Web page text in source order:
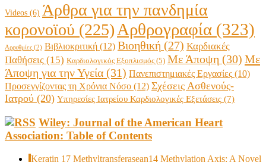
Videos (6) Άρθρα για την πανδημία
κορονοϊού (225) Αρθρογραφία (323)
Αρρυθμίες (2) Βιβλιοκριτική (12) Βιοηθική (27) Καρδιακές
Παθήσεις (15) Καρδιολογικός Εξοπλισμός (5) Με Άποψη (30) Με
Άποψη για την Υγεία (31) Πανεπιστημιακές Εργασίες (10)
Προσεγγίζοντας τη Χρόνια Νόσο (12) Σχέσεις Ασθενούς-
Ιατρού (20) Υπηρεσίες Ιατρείου Καρδιολογικές Εξετάσεις (7)
Wiley: Journal of the American Heart
Association: Table of Contents
Keratin 17 Methyltransferasean14 Methylation Axis: A Novel